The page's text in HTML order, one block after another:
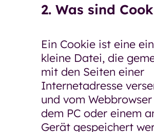
Ausbildung und
Ehrenamt
2. Was sind
Ein Cookie ist eine
kleine Datei, die
mit den Seiten einer
Internetadresse
und vom
dem PC oder einem
Gerät gespeichert